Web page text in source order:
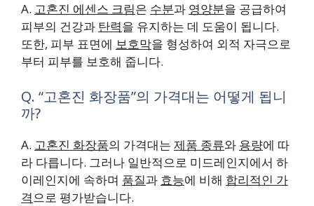
A. 고혼진 에센스 크림은 수분과 영양분을 공급하여
피부의 건강과 탄력을 유지하는 데 도움이 됩니다.
또한, 피부 표면에 보호막을 형성하여 외적 자극으로
부터 피부를 보호해 줍니다.
Q. “고혼진 화장품”의 가격대는 어떻게 됩니
까?
A. 고혼진 화장품의 가격대는 제품 종류와 용량에 따
라 다릅니다. 그러나 일반적으로 미드레인지에서 하
이레인지에 속하며 품질과 효능에 비해 합리적인 가
격으로 평가받습니다.